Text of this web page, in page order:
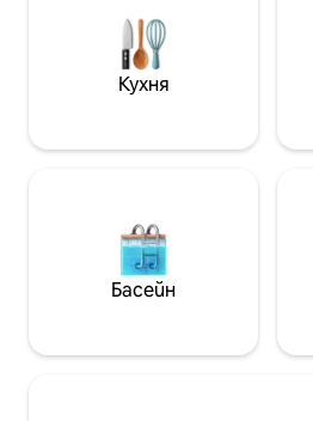
градина с изглед към плажа
Вилата е построена с любов с
изключително внимание към
детайла, включително каменни
антични осветителни тела,
водещи към самостоятелен
чакълест вътрешен двор с
към морето и планината и
маса за закуска, баня с вана и
изглед към планината!), салон с
Кухня
Басейн